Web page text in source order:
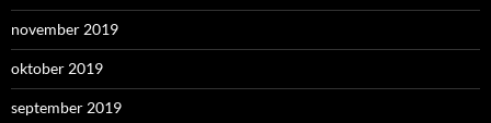
november 2019
oktober 2019
september 2019